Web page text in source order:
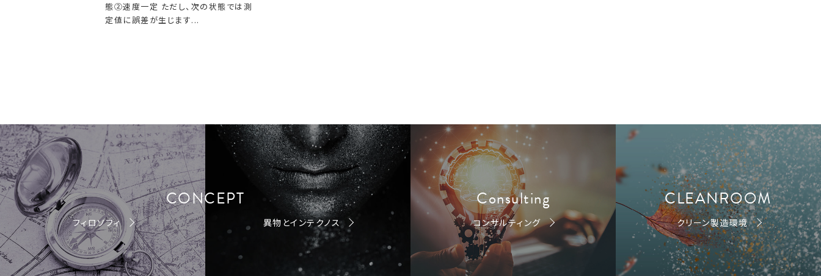
態②速度一定 ただし、次の状態では測
定値に誤差が生じます...
フィロソフィ
CONCEPT
異物とインテクノス
Consulting
コンサルティング
CLEANROOM
クリーン製造環境